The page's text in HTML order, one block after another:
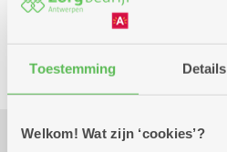
Toestemming Details
Welkom! Wat zijn ‘cookies’?
Club